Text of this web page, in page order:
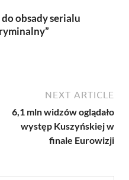
obsady serialu
NEXT ARTICLE
6,1 mln widzów oglądało
występ Kuszyńskiej w
finale Eurowizji